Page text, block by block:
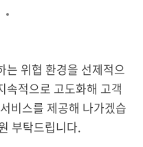
는 위협 환경을 선제적으
속적으로 고도화해 고객
비스를 제공해 나가겠습
부탁드립니다.